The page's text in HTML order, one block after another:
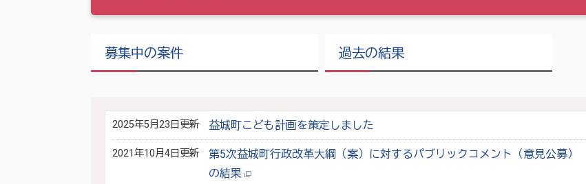
募集中の案件 過去の結果
2025年5月23日更新 益城町こども計画を策定しました
2021年10月4日更新
第5次益城町行政改革大綱（案）に対するパブリックコメント（意見公募）
の結果